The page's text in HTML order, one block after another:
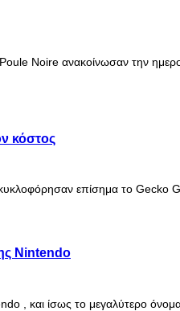
Noire ανακοίνωσαν την
κόστος
επίσημα το
Nintendo
, και ίσως το μεγαλύτερο